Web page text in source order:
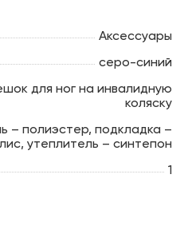
Аксессуары
серо-синий
для ног на инвалидную
коляску
– полиэстер, подкладка –
утеплитель – синтепон
1